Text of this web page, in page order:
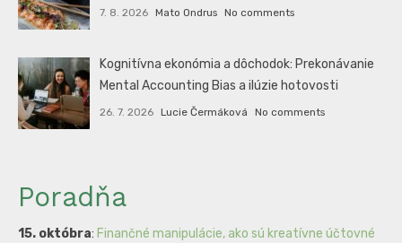
7. 8. 2026 Mato Ondrus No comments
Kognitívna ekonómia a dôchodok: Prekonávanie
Mental Accounting Bias a ilúzie hotovosti
26. 7. 2026 Lucie Čermáková No comments
Poradňa
15. októbra: Finančné manipulácie, ako sú kreatívne účtovné